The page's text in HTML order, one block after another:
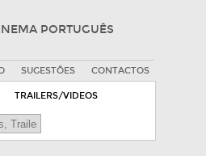
PORTUGUÊS
SUGESTÕES CONTACTOS
TRAILERS/VIDEOS